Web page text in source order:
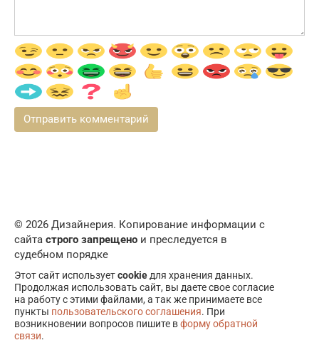
© 2026 Дизайнерия. Копирование информации с
сайта строго запрещено и преследуется в
судебном порядке
Этот сайт используетcookie для хранения данных.
Продолжая использовать сайт, вы даете свое согласие
на работу с этими файлами, а так же принимаете все
пункты пользовательского соглашения. При
возникновении вопросов пишите вформу обратной
связи.